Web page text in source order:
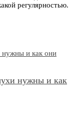
регулярностью.
нужны и как